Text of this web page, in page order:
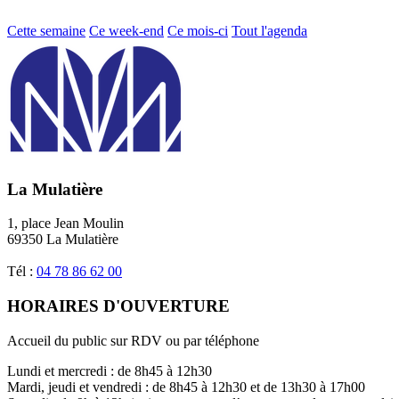
Cette semaine Ce week-end Ce mois-ci Tout l'agenda
La Mulatière
1, place Jean Moulin
69350 La Mulatière
Tél : 04 78 86 62 00
HORAIRES D'OUVERTURE
Accueil du public sur RDV ou par téléphone
Lundi et mercredi : de 8h45 à 12h30
Mardi, jeudi et vendredi : de 8h45 à 12h30 et de 13h30 à 17h00